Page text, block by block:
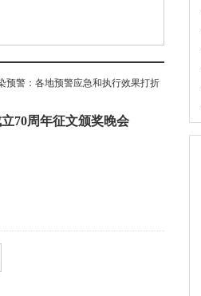
预警：各地预警应急和执行效果打折
70周年征文颁奖晚会